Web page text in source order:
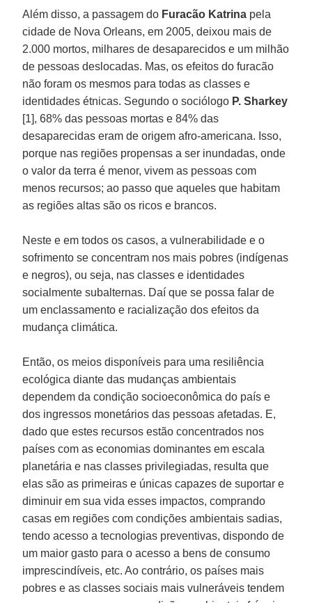
Além disso, a passagem do Furacão Katrina pela
cidade de Nova Orleans, em 2005, deixou mais de
2.000 mortos, milhares de desaparecidos e um milhão
de pessoas deslocadas. Mas, os efeitos do furacão
não foram os mesmos para todas as classes e
identidades étnicas. Segundo o sociólogo P. Sharkey
[1], 68% das pessoas mortas e 84% das
desaparecidas eram de origem afro-americana. Isso,
porque nas regiões propensas a ser inundadas, onde
o valor da terra é menor, vivem as pessoas com
menos recursos; ao passo que aqueles que habitam
as regiões altas são os ricos e brancos.
Neste e em todos os casos, a vulnerabilidade e o
sofrimento se concentram nos mais pobres (indígenas
e negros), ou seja, nas classes e identidades
socialmente subalternas. Daí que se possa falar de
um enclassamento e racialização dos efeitos da
mudança climática.
Então, os meios disponíveis para uma resiliência
ecológica diante das mudanças ambientais
dependem da condição socioeconômica do país e
dos ingressos monetários das pessoas afetadas. E,
dado que estes recursos estão concentrados nos
países com as economias dominantes em escala
planetária e nas classes privilegiadas, resulta que
elas são as primeiras e únicas capazes de suportar e
diminuir em sua vida esses impactos, comprando
casas em regiões com condições ambientais sadias,
tendo acesso a tecnologias preventivas, dispondo de
um maior gasto para o acesso a bens de consumo
imprescindíveis, etc. Ao contrário, os países mais
pobres e as classes sociais mais vulneráveis tendem